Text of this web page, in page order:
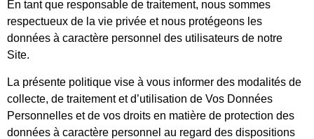
En tant que responsable de traitement, nous sommes
respectueux de la vie privée et nous protégeons les
données à caractère personnel des utilisateurs de notre
Site.
La présente politique vise à vous informer des modalités de
collecte, de traitement et d’utilisation de Vos Données
Personnelles et de vos droits en matière de protection des
données à caractère personnel au regard des dispositions